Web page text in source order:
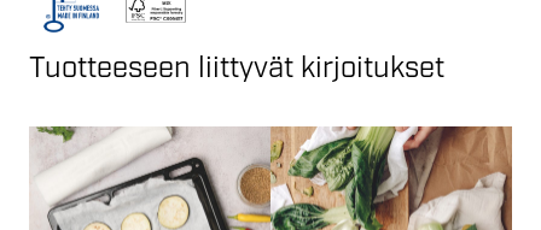
Tuotteeseen liittyvät kirjoitukset